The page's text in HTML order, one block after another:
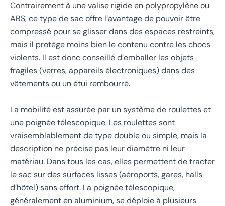
Contrairement à une valise rigide en polypropylène ou
ABS, ce type de sac offre l’avantage de pouvoir être
compressé pour se glisser dans des espaces restreints,
mais il protège moins bien le contenu contre les chocs
violents. Il est donc conseillé d’emballer les objets
fragiles (verres, appareils électroniques) dans des
vêtements ou un étui rembourré.
La mobilité est assurée par un système de roulettes et
une poignée télescopique. Les roulettes sont
vraisemblablement de type double ou simple, mais la
description ne précise pas leur diamètre ni leur
matériau. Dans tous les cas, elles permettent de tracter
le sac sur des surfaces lisses (aéroports, gares, halls
d’hôtel) sans effort. La poignée télescopique,
généralement en aluminium, se déploie à plusieurs